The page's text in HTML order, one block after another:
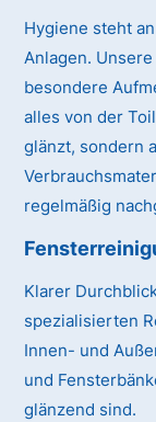
Hygiene steht
Anlagen.
besondere
alles von der
glänzt, sondern
regelmäßig
Klarer
spezialisierten
Innen- und
und
glänzend sind.